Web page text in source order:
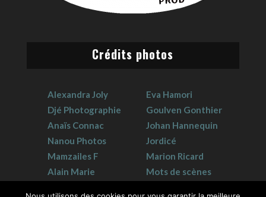
Crédits photos
Alexandra Joly
Djé Photographie
Anaïs Connac
Nanou Photos
Mamzailes F
Alain Marie
Eva Hamori
Goulven Gonthier
Johan Hannequin
Jordicé
Marion Ricard
Mots de scènes